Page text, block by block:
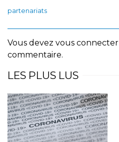
partenariats
Vous devez vous connecter
commentaire.
LES PLUS LUS